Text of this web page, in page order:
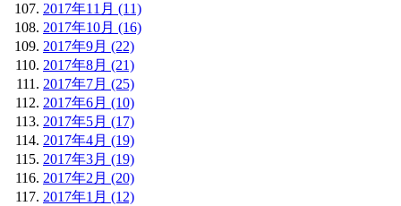
2017年11月 (11)
2017年10月 (16)
2017年9月 (22)
2017年8月 (21)
2017年7月 (25)
2017年6月 (10)
2017年5月 (17)
2017年4月 (19)
2017年3月 (19)
2017年2月 (20)
2017年1月 (12)